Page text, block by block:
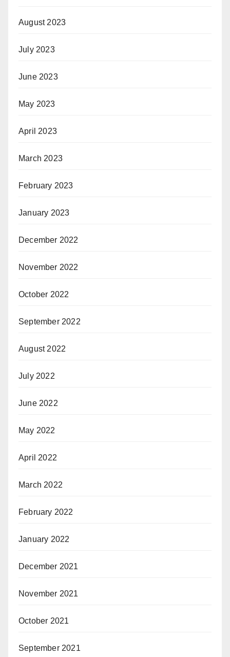
August 2023
July 2023
June 2023
May 2023
April 2023
March 2023
February 2023
January 2023
December 2022
November 2022
October 2022
September 2022
August 2022
July 2022
June 2022
May 2022
April 2022
March 2022
February 2022
January 2022
December 2021
November 2021
October 2021
September 2021